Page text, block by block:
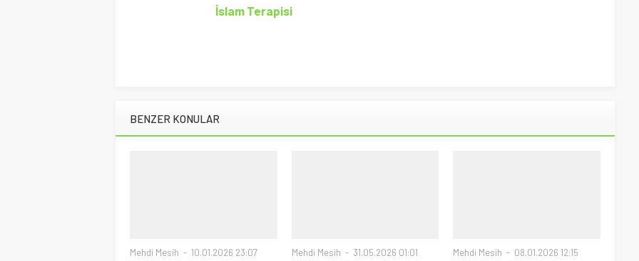
İslam Terapisi
BENZER KONULAR
Mehdi Mesih 10.01.2026 23:07 Mehdi Mesih 31.05.2026 01:01 Mehdi Mesih 08.01.2026 12:15